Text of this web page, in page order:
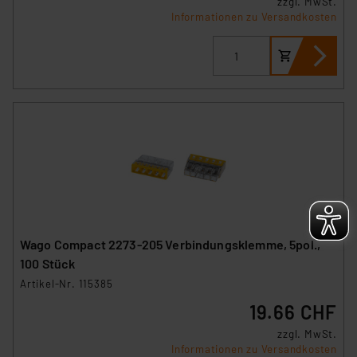
DatenschutzerklärungInformationen zu Versandkosten
Wago Compact 2273-205 Verbindungsklemme, 5pol.,
100 Stück
Artikel-Nr. 115385
19.66 CHF
zzgl. MwSt.
Informationen zu Versandkosten